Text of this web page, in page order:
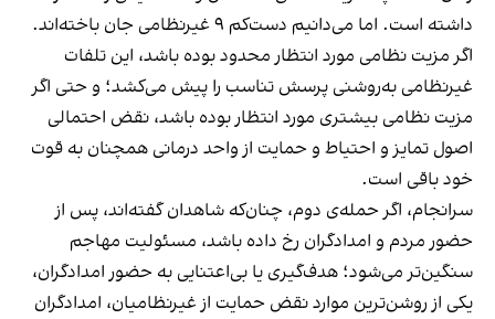
داشته است. اما می‌دانیم دست‌کم ۹ غیرنظامی جان باخته‌اند.
اگر مزیت نظامی مورد انتظار محدود بوده باشد، این تلفات
غیرنظامی به‌روشنی پرسش تناسب را پیش می‌کشد؛ و حتی اگر
مزیت نظامی بیشتری مورد انتظار بوده باشد، نقض احتمالی
اصول تمایز و احتیاط و حمایت از واحد درمانی همچنان به قوت
خود باقی است.
سرانجام، اگر حمله‌ی دوم، چنان‌که شاهدان گفته‌اند، پس از
حضور مردم و امدادگران رخ داده باشد، مسئولیت مهاجم
سنگین‌تر می‌شود؛ هدف‌گیری یا بی‌اعتنایی به حضور امدادگران،
یکی از روشن‌ترین موارد نقض حمایت از غیرنظامیان، امدادگران